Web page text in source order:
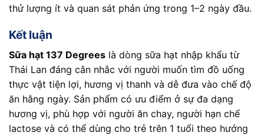
thử lượng ít và quan sát phản ứng trong 1–2 ngày đầu.
Kết luận
Sữa hạt 137 Degrees là dòng sữa hạt nhập khẩu từ
Thái Lan đáng cân nhắc với người muốn tìm đồ uống
thực vật tiện lợi, hương vị thanh và dễ đưa vào chế độ
ăn hằng ngày. Sản phẩm có ưu điểm ở sự đa dạng
hương vị, phù hợp với người ăn chay, người hạn chế
lactose và có thể dùng cho trẻ trên 1 tuổi theo hướng